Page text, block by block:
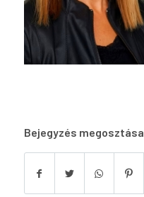
Bejegyzés megosztása